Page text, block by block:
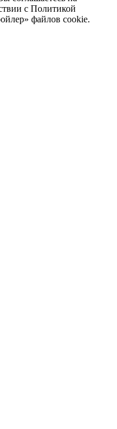
с Политикой
файлов cookie.